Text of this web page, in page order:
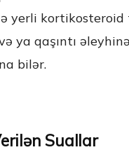
yerli
ya qaşıntı
bilər.
Suallar